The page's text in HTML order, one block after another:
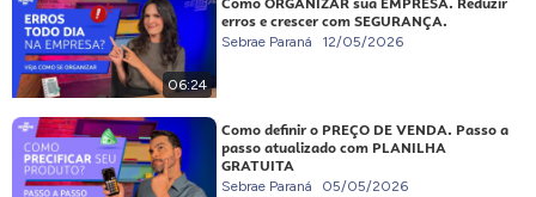
06:24
erros e crescer com SEGURANÇA.
Sebrae Paraná 12/05/2026
Como definir o PREÇO DE VENDA. Passo a
passo atualizado com PLANILHA
GRATUITA
Sebrae Paraná 05/05/2026